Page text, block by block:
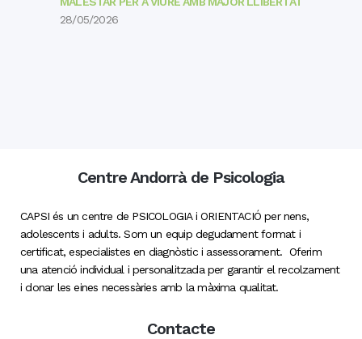
28/05/2026
Centre Andorrà de Psicologia
CAPSI és un centre de PSICOLOGIA i ORIENTACIÓ per nens,
adolescents i adults. Som un equip degudament format i
certificat, especialistes en diagnòstic i assessorament. Oferim
una atenció individual i personalitzada per garantir el recolzament
i donar les eines necessàries amb la màxima qualitat.
Contacte